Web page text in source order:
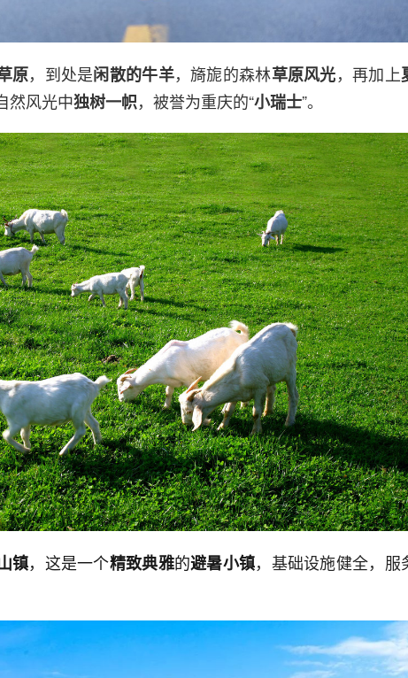
原，到处是闲散的牛羊，旖旎的森林草原风光，再加上
然风光中独树一帜，被誉为重庆的“小瑞士”。
镇，这是一个精致典雅的避暑小镇，基础设施健全，服